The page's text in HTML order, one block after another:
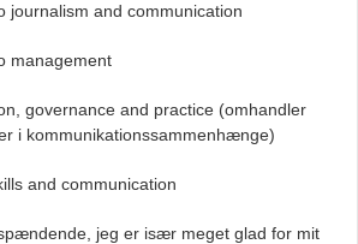
and communication
and practice (omhandler
i kommunikationssammenhænge)
communication
jeg er især meget glad for mit